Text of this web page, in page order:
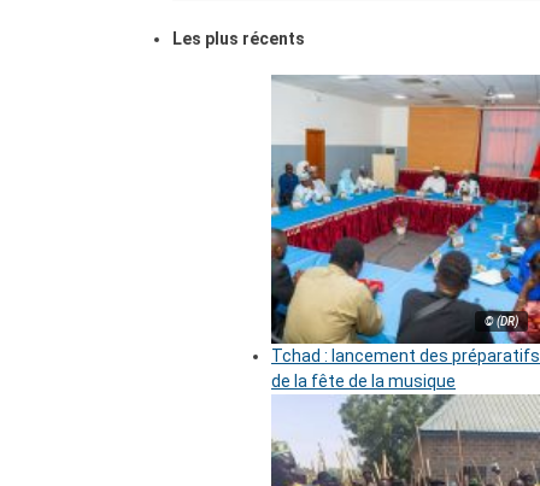
Les plus récents
© (DR)
Tchad : lancement des préparatifs
de la fête de la musique